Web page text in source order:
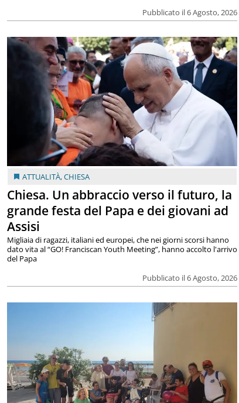
Pubblicato il 6 Agosto, 2026
ATTUALITÀ,CHIESA
Chiesa. Un abbraccio verso il futuro, la
grande festa del Papa e dei giovani ad
Assisi
Pubblicato il 6 Agosto, 2026
Migliaia di ragazzi, italiani ed europei, che nei giorni scorsi hanno
dato vita al “GO! Franciscan Youth Meeting”, hanno accolto l'arrivo
del Papa